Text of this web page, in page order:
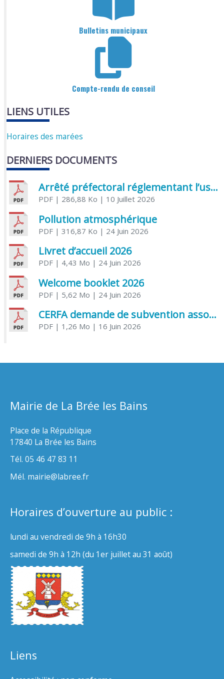
Bulletins municipaux
Compte-rendu de conseil
LIENS UTILES
Horaires des marées
DERNIERS DOCUMENTS
Arrêté préfectoral réglementant l’usage de l’eau
PDF| 286,88 Ko | 10 Juillet 2026
Pollution atmosphérique
PDF| 316,87 Ko | 24 Juin 2026
Livret d’accueil 2026
PDF| 4,43 Mo | 24 Juin 2026
Welcome booklet 2026
PDF| 5,62 Mo | 24 Juin 2026
CERFA demande de subvention association
PDF| 1,26 Mo | 16 Juin 2026
Mairie de La Brée les Bains
Place de la République
17840 La Brée les Bains
Tél. 05 46 47 83 11
Mél. mairie@labree.fr
Horaires d’ouverture au public :
lundi au vendredi de 9h à 16h30
samedi de 9h à 12h (du 1er juillet au 31 août)
Liens